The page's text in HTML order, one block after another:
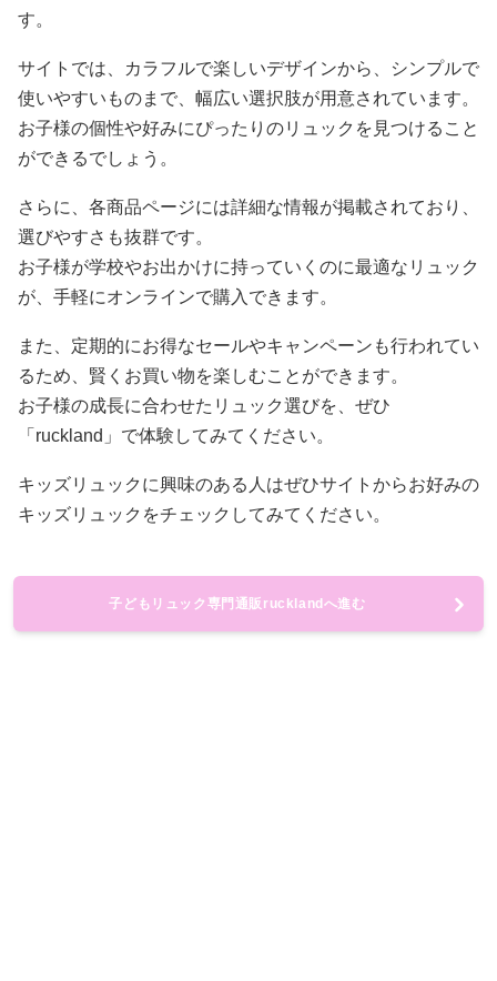
す。
サイトでは、カラフルで楽しいデザインから、シンプルで
使いやすいものまで、幅広い選択肢が用意されています。
お子様の個性や好みにぴったりのリュックを見つけること
ができるでしょう。
さらに、各商品ページには詳細な情報が掲載されており、
選びやすさも抜群です。
お子様が学校やお出かけに持っていくのに最適なリュック
が、手軽にオンラインで購入できます。
また、定期的にお得なセールやキャンペーンも行われてい
るため、賢くお買い物を楽しむことができます。
お子様の成長に合わせたリュック選びを、ぜひ
「ruckland」で体験してみてください。
キッズリュックに興味のある人はぜひサイトからお好みの
キッズリュックをチェックしてみてください。
子どもリュック専門通販rucklandへ進む